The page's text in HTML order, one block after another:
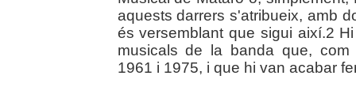
aquests darrers s'atribueix, amb
és versemblant que sigui així.2
musicals de la banda que, com
1961 i 1975, i que hi van acabar